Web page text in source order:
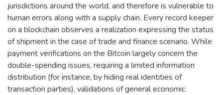
jurisdictions around the world, and therefore is vulnerable to
human errors along with a supply chain. Every record keeper
on a blockchain observes a realization expressing the status
of shipment in the case of trade and finance scenario. While
payment verifications on the Bitcoin largely concern the
double-spending issues, requiring a limited information
distribution (for instance, by hiding real identities of
transaction parties), validations of general economic